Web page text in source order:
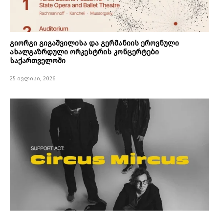
გიორგი გიგაშვილისა და გერმანიის ეროვნული
ახალგაზრდული ორკესტრის კონცერტები
საქართველოში
25 ივლისი, 2026